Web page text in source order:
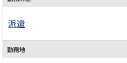
派遣
勤務地